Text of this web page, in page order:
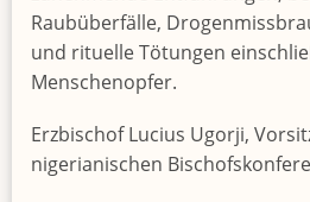
Raubüberfälle,
und rituelle Tötungen
Menschenopfer.
Erzbischof Lucius Ugorji,
nigerianischen